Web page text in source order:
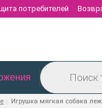
потребителей
Поиск
товаров
Игрушка мягкая собака